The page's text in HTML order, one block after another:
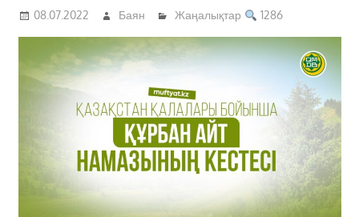
08.07.2022 Баян Жаңалықтар 1286